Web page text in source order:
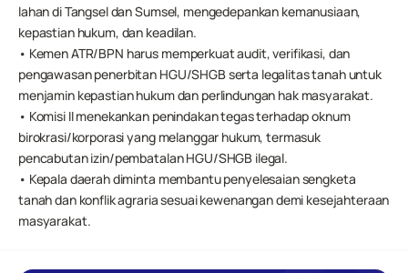
lahan di Tangsel dan Sumsel, mengedepankan kemanusiaan,
kepastian hukum, dan keadilan.
• Kemen ATR/BPN harus memperkuat audit, verifikasi, dan
pengawasan penerbitan HGU/SHGB serta legalitas tanah untuk
menjamin kepastian hukum dan perlindungan hak masyarakat.
• Komisi II menekankan penindakan tegas terhadap oknum
birokrasi/korporasi yang melanggar hukum, termasuk
pencabutan izin/pembatalan HGU/SHGB ilegal.
• Kepala daerah diminta membantu penyelesaian sengketa
tanah dan konflik agraria sesuai kewenangan demi kesejahteraan
masyarakat.